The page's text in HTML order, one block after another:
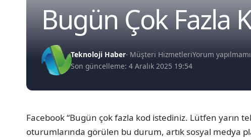
Bugün Çok Fazla
Son güncelleme: 4 Aralık 2025 19:54
Teknoloji Haber- Müşteri HizmetleriYorum
Facebook “Bugün çok fazla kod istediniz. Lütfen yarın
oturumlarında görülen bu durum, artık sosyal medya